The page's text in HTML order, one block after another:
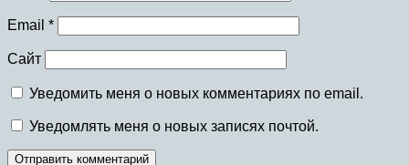
Email *
Сайт
Уведомить меня о новых комментариях по email.
Уведомлять меня о новых записях почтой.